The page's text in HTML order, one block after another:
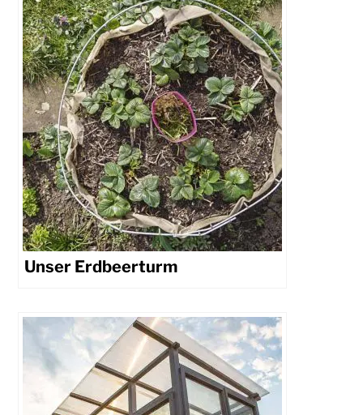
Unser Erdbeerturm